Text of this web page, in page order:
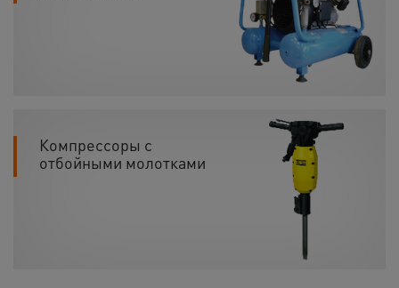
Компрессоры с
отбойными молотками